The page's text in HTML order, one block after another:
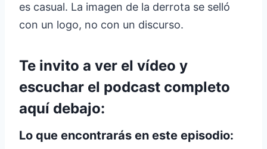
es casual. La imagen de la derrota se selló
con un logo, no con un discurso.
Te invito a ver el vídeo y
escuchar el podcast completo
aquí debajo:
Lo que encontrarás en este episodio: